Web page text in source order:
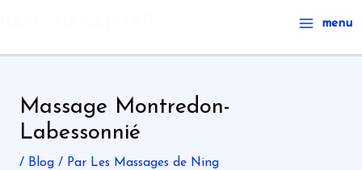
contenu
Main
Menu
menu
Massage Montredon-
Labessonnié
/ Blog/ Par Les Massages de Ning